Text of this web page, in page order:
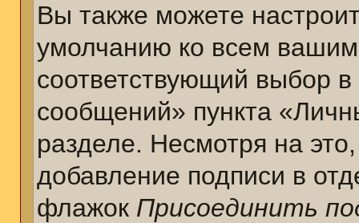
Вы также можете
умолчанию ко всем
соответствующий выбор
сообщений» пункта
разделе. Несмотря на
добавление подписи в
флажок Присоединить